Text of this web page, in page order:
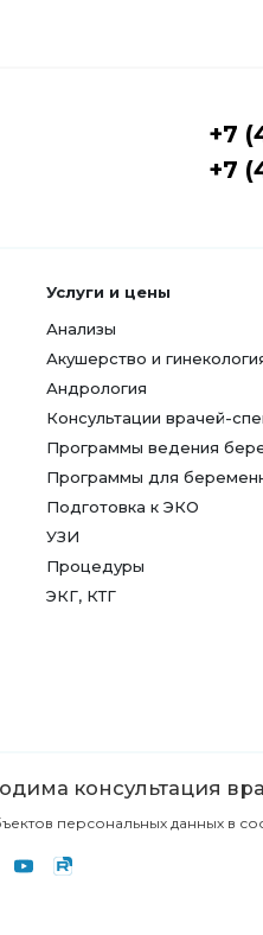
+7
+7
Услуги и цены
Анализы
Акушерство и
Андрология
Консультации врачей-
Программы ведения
Программы для
Подготовка к ЭКО
УЗИ
Процедуры
ЭКГ, КТГ
консультация
персональных данных в